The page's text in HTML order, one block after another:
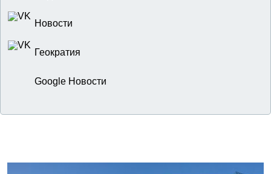
Новости
Геократия
Google Новости